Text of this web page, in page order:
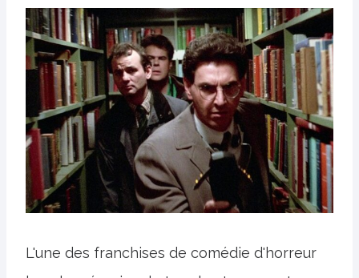
L'une des franchises de comédie d'horreur